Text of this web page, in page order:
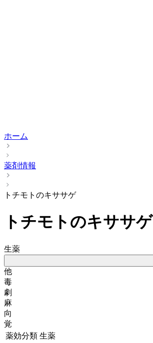
ホーム
薬剤情報
トチモトのキササゲ
トチモトのキササゲ
生薬
他
毒
劇
麻
向
覚
薬効分類 生薬